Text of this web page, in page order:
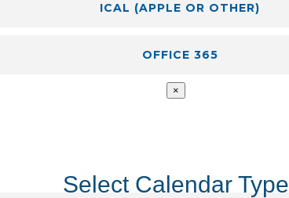
ICAL (APPLE OR OTHER)
OFFICE 365
×
Select Calendar Type